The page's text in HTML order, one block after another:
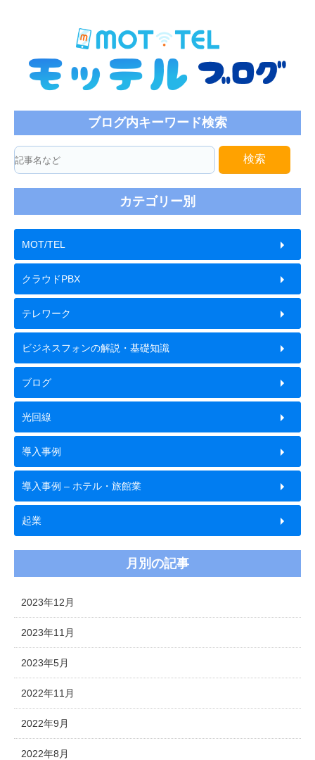
ブログ内キーワード検索
検索
カテゴリー別
MOT/TEL
クラウドPBX
テレワーク
ビジネスフォンの解説・基礎知識
ブログ
光回線
導入事例
導入事例 – ホテル・旅館業
起業
月別の記事
2023年12月
2023年11月
2023年5月
2022年11月
2022年9月
2022年8月